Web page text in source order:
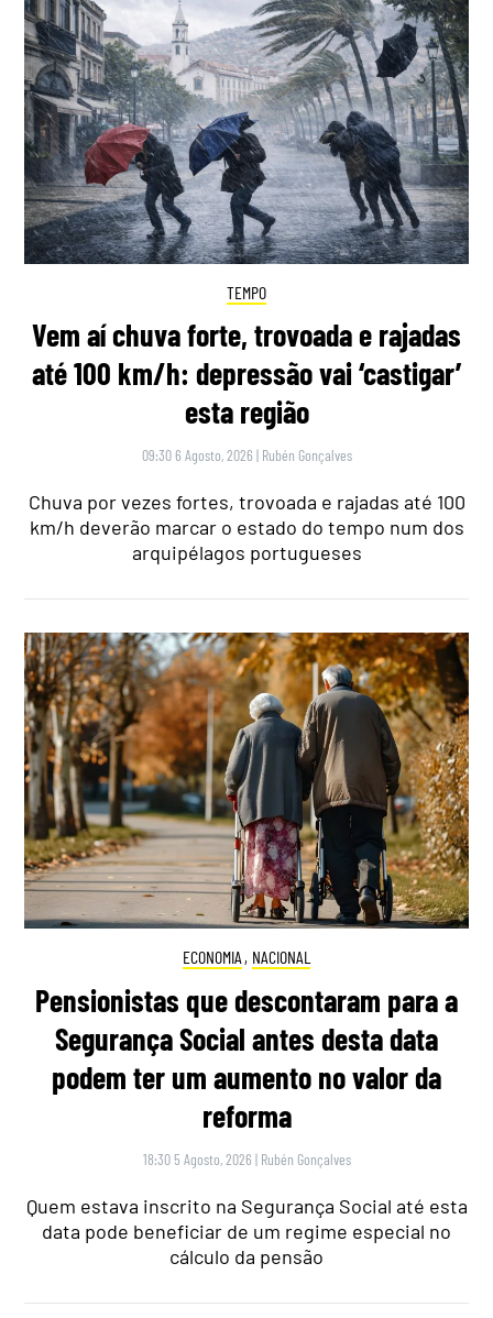
TEMPO
Vem aí chuva forte, trovoada e rajadas
até 100 km/h: depressão vai ‘castigar’
esta região
09:30 6 Agosto, 2026 | Rubén Gonçalves
Chuva por vezes fortes, trovoada e rajadas até 100
km/h deverão marcar o estado do tempo num dos
arquipélagos portugueses
ECONOMIA , NACIONAL
Pensionistas que descontaram para a
Segurança Social antes desta data
podem ter um aumento no valor da
reforma
18:30 5 Agosto, 2026 | Rubén Gonçalves
Quem estava inscrito na Segurança Social até esta
data pode beneficiar de um regime especial no
cálculo da pensão